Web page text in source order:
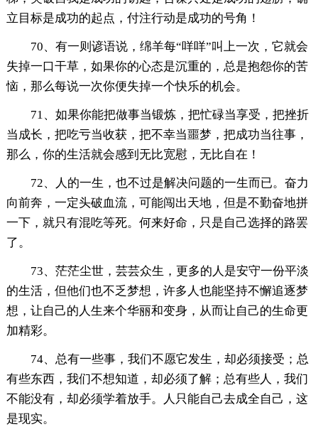
立目标是成功的起点，付注行动是成功的号角！
70、有一则谚语说，绵羊每“咩咩”叫上一次，它就会
失掉一口干草，如果你的心态是沉重的，总是抱怨你的苦
恼，那么每说一次你便失掉一个快乐的机会。
71、如果你能把做事当锻炼，把忙碌当享受，把挫折
当成长，把吃亏当收获，把不幸当噩梦，把成功当往事，
那么，你的生活就会感到无比宽慰，无比自在！
72、人的一生，也不过是解决问题的一生而已。奋力
向前奔，一定头破血流，可能闯出天地，但是不勤奋地拼
一下，就只有混吃等死。何来好命，只是自己选择的路罢
了。
73、茫茫尘世，芸芸众生，更多的人是安守一份平淡
的生活，但他们也不乏梦想，许多人也能坚持不懈追逐梦
想，让自己的人生来个华丽和变身，从而让自己的生命更
加精彩。
74、总有一些事，我们不愿它发生，却必须接受；总
有些东西，我们不想知道，却必须了解；总有些人，我们
不能没有，却必须学着放手。人只能自己去成全自己，这
是现实。